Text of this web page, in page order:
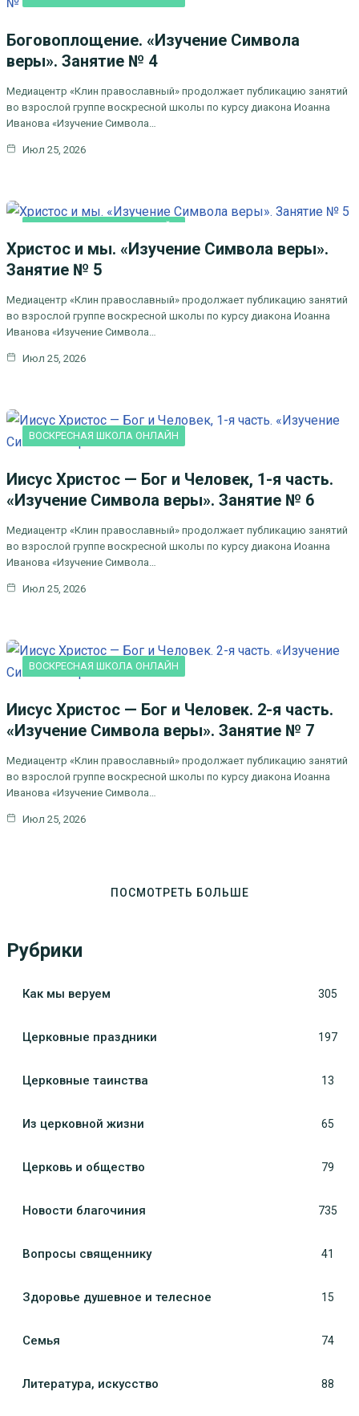
Боговоплощение. «Изучение Символа
веры». Занятие № 4
Медиацентр «Клин православный» продолжает публикацию занятий
во взрослой группе воскресной школы по курсу диакона Иоанна
Иванова «Изучение Символа…
Июл 25, 2026
Христос и мы. «Изучение Символа веры».
Занятие № 5
Медиацентр «Клин православный» продолжает публикацию занятий
во взрослой группе воскресной школы по курсу диакона Иоанна
Иванова «Изучение Символа…
Июл 25, 2026
ВОСКРЕСНАЯ ШКОЛА ОНЛАЙН
Иисус Христос — Бог и Человек, 1-я часть.
«Изучение Символа веры». Занятие № 6
Медиацентр «Клин православный» продолжает публикацию занятий
во взрослой группе воскресной школы по курсу диакона Иоанна
Иванова «Изучение Символа…
Июл 25, 2026
ВОСКРЕСНАЯ ШКОЛА ОНЛАЙН
Иисус Христос — Бог и Человек. 2-я часть.
«Изучение Символа веры». Занятие № 7
Медиацентр «Клин православный» продолжает публикацию занятий
во взрослой группе воскресной школы по курсу диакона Иоанна
Иванова «Изучение Символа…
Июл 25, 2026
ПОСМОТРЕТЬ БОЛЬШЕ
Рубрики
Как мы веруем 305
Церковные праздники 197
Церковные таинства 13
Из церковной жизни 65
Церковь и общество 79
Новости благочиния 735
Вопросы священнику 41
Здоровье душевное и телесное 15
Семья 74
Литература, искуcство 88